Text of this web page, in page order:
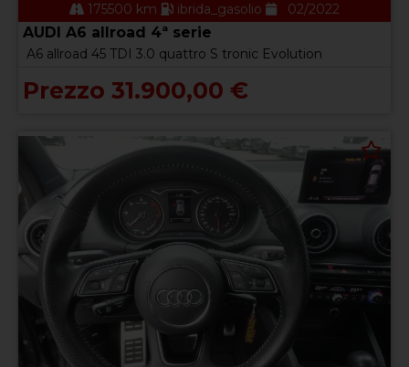
175500 km ibrida_gasolio 02/2022
AUDI A6 allroad 4ª serie
A6 allroad 45 TDI 3.0 quattro S tronic Evolution
Prezzo 31.900,00 €